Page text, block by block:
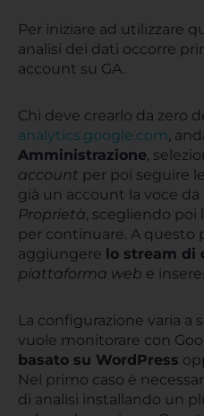
Per iniziare ad utilizzare
analisi dei dati occorre
account su GA.
Chi deve crearlo da zero
analytics.google.com,
Amministrazione,
account per poi seguire
già un account la voce da
Proprietà, scegliendo poi
per continuare. A questo
aggiungere lo stream di
piattaforma web e
La configurazione varia a
vuole monitorare con
basato su WordPress
Nel primo caso è
di analisi installando un